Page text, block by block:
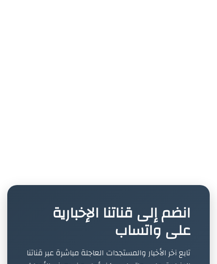
انضم إلى قناتنا الإخبارية
على واتساب
تابع آخر الأخبار والمستجدات العاجلة مباشرة عبر قناتنا